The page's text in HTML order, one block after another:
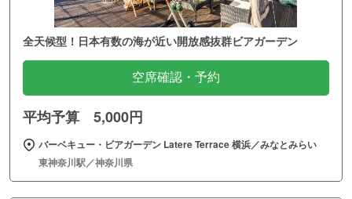
全天候型！日本有数の海が近い開放感抜群ビアガーデン
空席確認・予約
平均予算 5,000円
バーベキュー・ビアガーデン Latere Terrace 横浜／みなとみらい
東神奈川駅／神奈川県